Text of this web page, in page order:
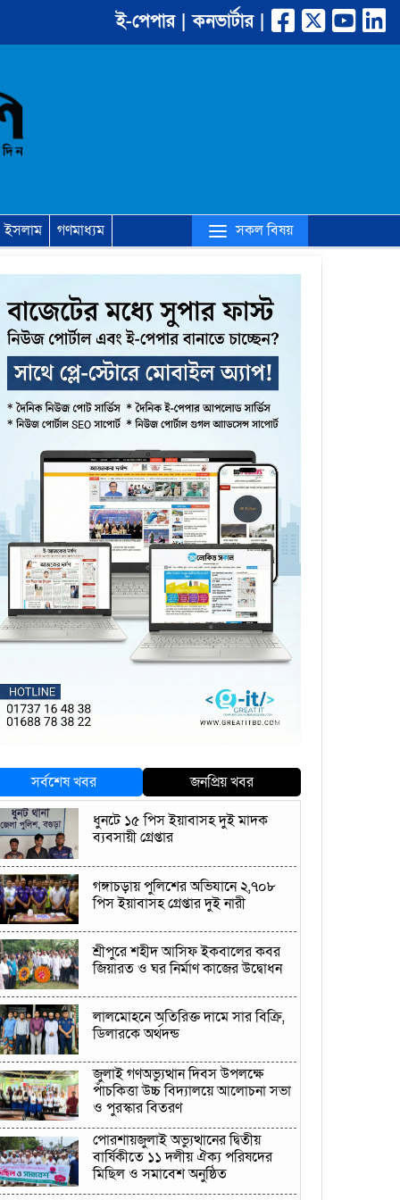
ই-পেপার |
(current) কনভার্টার |
ইসলাম গণমাধ্যম সকল বিষয়
সর্বশেষ খবর
জনপ্রিয় খবর
ধুনটে ১৫ পিস ইয়াবাসহ দুই মাদক
ব্যবসায়ী গ্রেপ্তার
গঙ্গাচড়ায় পুলিশের অভিযানে ২,৭০৮
পিস ইয়াবাসহ গ্রেপ্তার দুই নারী
শ্রীপুরে শহীদ আসিফ ইকবালের কবর
জিয়ারত ও ঘর নির্মাণ কাজের উদ্বোধন
লালমোহনে অতিরিক্ত দামে সার বিক্রি,
ডিলারকে অর্থদন্ড
জুলাই গণঅভ্যুত্থান দিবস উপলক্ষে
পাঁচকিত্তা উচ্চ বিদ্যালয়ে আলোচনা সভা
ও পুরস্কার বিতরণ
পোরশায়জুলাই অভ্যুত্থানের দ্বিতীয়
বার্ষিকীতে ১১ দলীয় ঐক্য পরিষদের
মিছিল ও সমাবেশ অনুষ্ঠিত